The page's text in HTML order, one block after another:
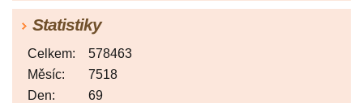
Statistiky
Celkem:
578463
Měsíc:
7518
Den:
69